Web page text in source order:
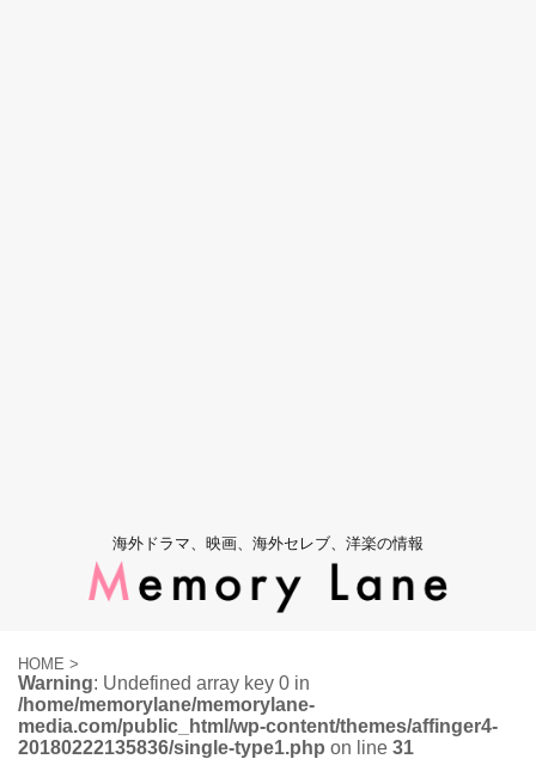
海外ドラマ、映画、海外セレブ、洋楽の情報
HOME >
Warning: Undefined array key 0 in
/home/memorylane/memorylane-
media.com/public_html/wp-content/themes/affinger4-
20180222135836/single-type1.php on line 31